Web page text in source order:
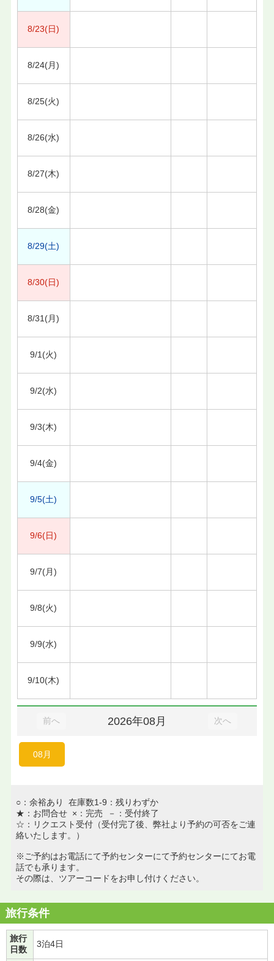
8/23(日)
8/24(月)
8/25(火)
8/26(水)
8/27(木)
8/28(金)
8/29(土)
8/30(日)
8/31(月)
9/1(火)
9/2(水)
9/3(木)
9/4(金)
9/5(土)
9/6(日)
9/7(月)
9/8(火)
9/9(水)
9/10(木)
前へ 2026年08月 次へ
08月
○：余裕あり 在庫数1-9：残りわずか
★：お問合せ ×：完売 －：受付終了
☆：リクエスト受付（受付完了後、弊社より予約の可否をご連
絡いたします。）
※ご予約はお電話にて予約センターにて予約センターにてお電
話でも承ります。
その際は、ツアーコードをお申し付けください。
旅行条件
旅行
日数
3泊4日